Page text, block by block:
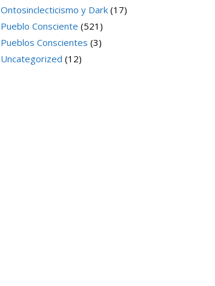
Ontosinclecticismo y Dark(17)
Pueblo Consciente (521)
Pueblos Conscientes (3)
Uncategorized (12)